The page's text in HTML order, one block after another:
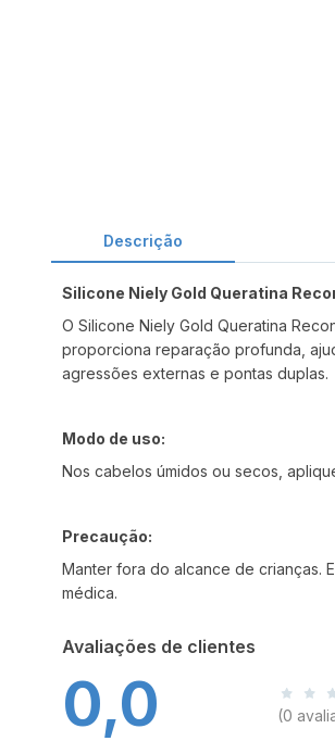
Descrição
Silicone Niely Gold Queratina
O Silicone Niely Gold Queratina
proporciona reparação profunda,
agressões externas e pontas duplas.
Modo de uso:
Nos cabelos úmidos ou secos,
Precaução:
Manter fora do alcance de crianças.
médica.
Avaliações de clientes
0,0 (0